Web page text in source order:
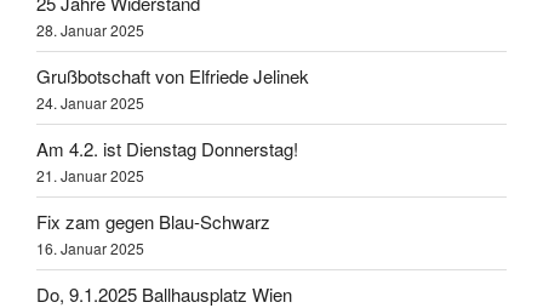
28. Januar 2025
Grußbotschaft von Elfriede Jelinek
24. Januar 2025
Am 4.2. ist Dienstag Donnerstag!
21. Januar 2025
Fix zam gegen Blau-Schwarz
16. Januar 2025
Do, 9.1.2025 Ballhausplatz Wien